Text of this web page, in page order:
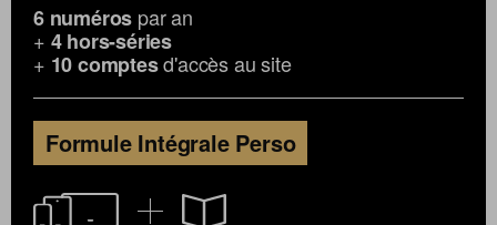
6 numéros par an
+ 4 hors-séries
+ 10 comptesd'accès au site
Formule Intégrale Perso